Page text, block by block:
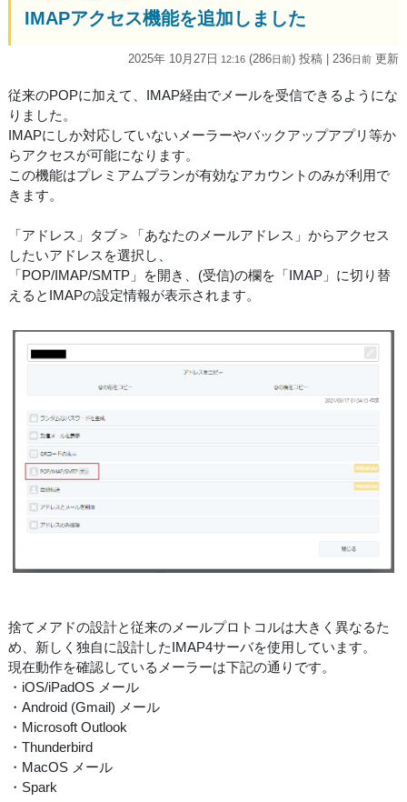
IMAPアクセス機能を追加しました
2025年 10月27日 12:16 (286日前) 投稿 | 236日前 更新
従来のPOPに加えて、IMAP経由でメールを受信できるようにな
りました。
IMAPにしか対応していないメーラーやバックアップアプリ等か
らアクセスが可能になります。
この機能はプレミアムプランが有効なアカウントのみが利用で
きます。
「アドレス」タブ＞「あなたのメールアドレス」からアクセス
したいアドレスを選択し、
「POP/IMAP/SMTP」を開き、(受信)の欄を「IMAP」に切り替
えるとIMAPの設定情報が表示されます。
捨てメアドの設計と従来のメールプロトコルは大きく異なるた
め、新しく独自に設計したIMAP4サーバを使用しています。
現在動作を確認しているメーラーは下記の通りです。
・iOS/iPadOS メール
・Android (Gmail) メール
・Microsoft Outlook
・Thunderbird
・MacOS メール
・Spark